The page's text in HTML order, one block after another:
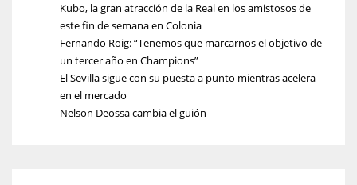
Kubo, la gran atracción de la Real en los amistosos de
este fin de semana en Colonia
Fernando Roig: “Tenemos que marcarnos el objetivo de
un tercer año en Champions”
El Sevilla sigue con su puesta a punto mientras acelera
en el mercado
Nelson Deossa cambia el guión